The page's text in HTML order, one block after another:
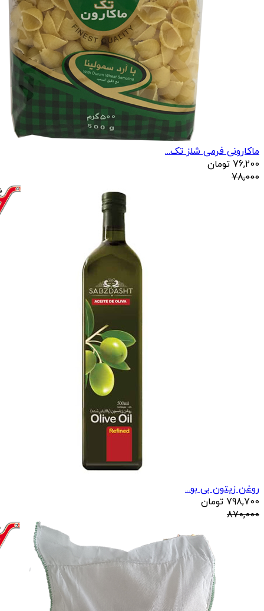
ماکارونی فرمی شلز تک...
76,200 تومان
78,000
روغن زیتون بی بو...
798,700 تومان
870,000